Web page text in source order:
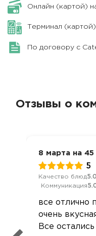
Онлайн (картой)
Терминал (картой)
По договору с
Отзывы о
8 марта на
5
Качество блюд
Коммуникация
все отлично
очень
Все